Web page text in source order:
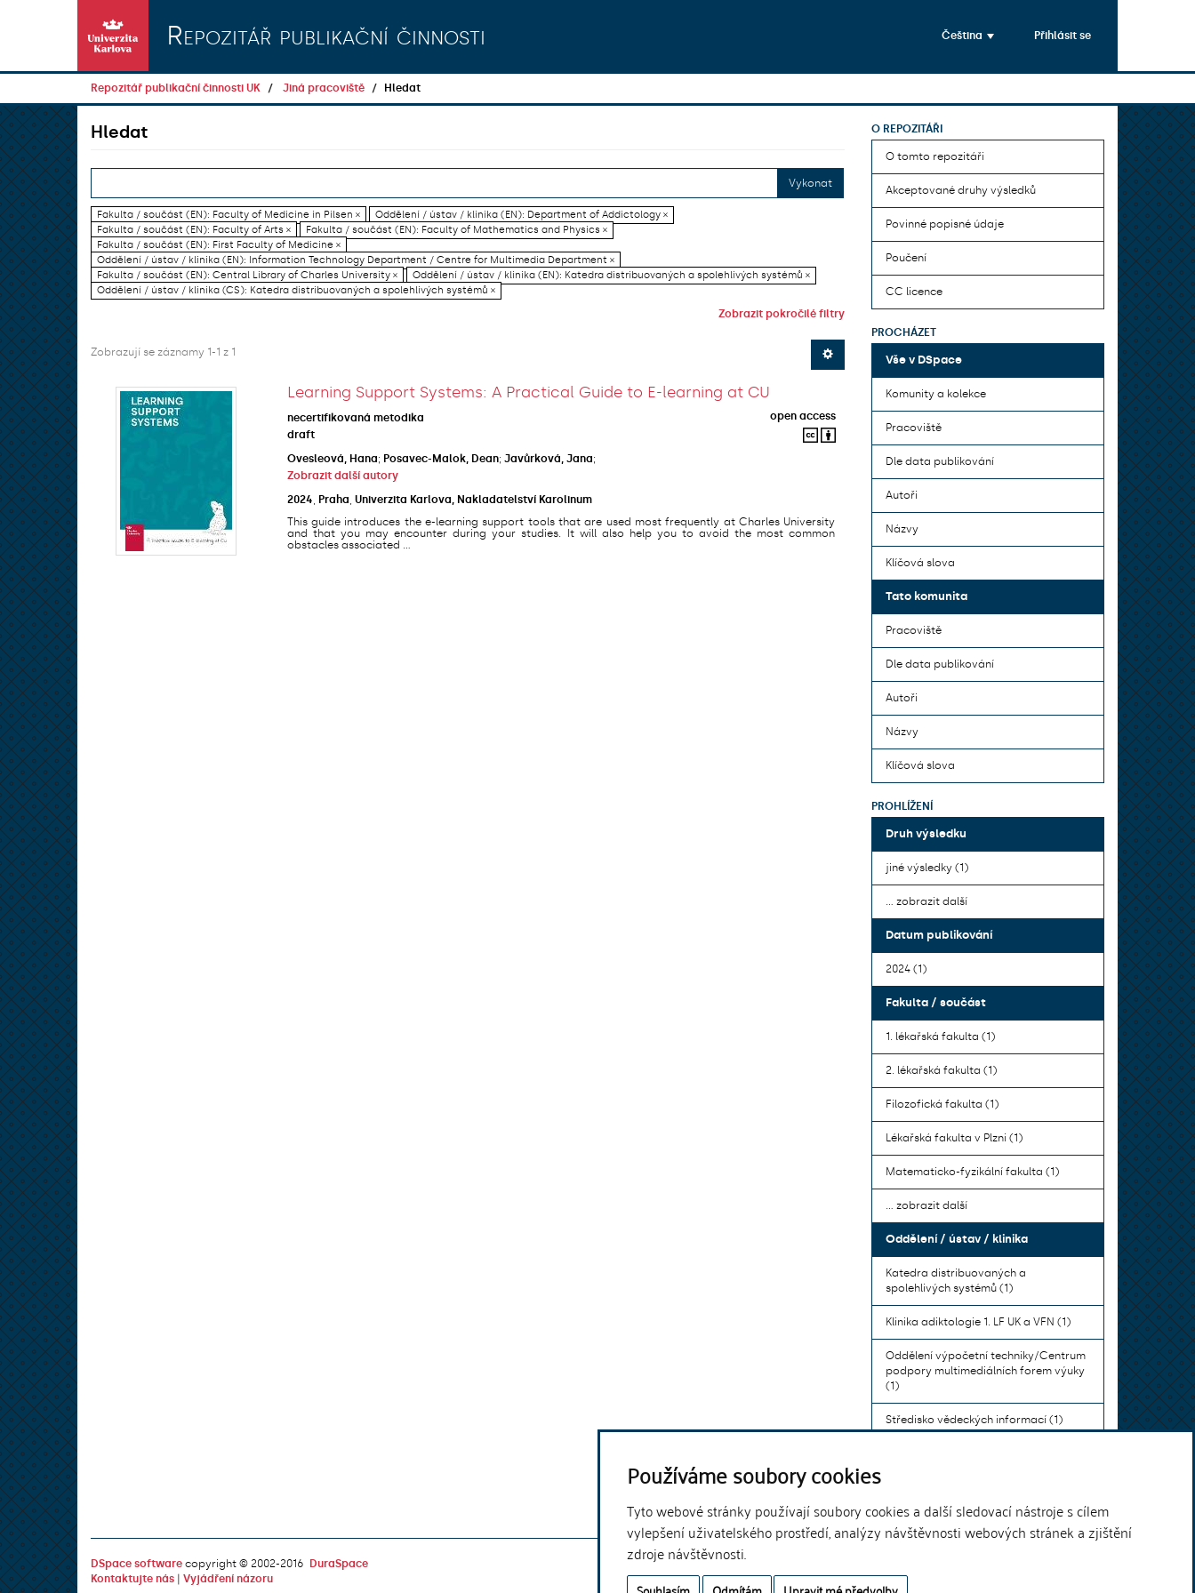
Používáme soubory cookies
Tyto webové stránky používají soubory cookies a další sledovací nástroje s cílem
vylepšení uživatelského prostředí, analýzy návštěvnosti webových stránek a zjištění
zdroje návštěvnosti.
Repozitář publikační činnosti Čeština Přihlásit se
Repozitář publikační činnosti UK Jiná pracoviště Hledat
Hledat
Vykonat
Fakulta / součást (EN): Faculty of Medicine in Pilsen ×
Oddělení / ústav / klinika (EN): Department of Addictology ×
Fakulta / součást (EN): Faculty of Arts ×
Fakulta / součást (EN): Faculty of Mathematics and Physics ×
Fakulta / součást (EN): First Faculty of Medicine ×
Oddělení / ústav / klinika (EN): Information Technology Department / Centre for Multimedia Department ×
Fakulta / součást (EN): Central Library of Charles University ×
Oddělení / ústav / klinika (EN): Katedra distribuovaných a spolehlivých systémů ×
Oddělení / ústav / klinika (CS): Katedra distribuovaných a spolehlivých systémů ×
Zobrazit pokročilé filtry
Zobrazují se záznamy 1-1 z 1
Learning Support Systems: A Practical Guide to E-learning at CU
necertifikovaná metodika
open access
draft
Ovesleová, Hana; Posavec-Malok, Dean; Javůrková, Jana;
Zobrazit další autory
2024
Praha Univerzita Karlova, Nakladatelství Karolinum
This guide introduces the e-learning support tools that are used most frequently at Charles University
and that you may encounter during your studies. It will also help you to avoid the most common
obstacles associated ...
O REPOZITÁŘI
O tomto repozitáři
Akceptované druhy výsledků
Povinné popisné údaje
Poučení
CC licence
PROCHÁZET
Vše v DSpace
Komunity a kolekce
Pracoviště
Dle data publikování
Autoři
Názvy
Klíčová slova
Tato komunita
Pracoviště
Dle data publikování
Autoři
Názvy
Klíčová slova
PROHLÍŽENÍ
Druh výsledku
jiné výsledky (1)
... zobrazit další
Datum publikování
2024 (1)
Fakulta / součást
1. lékařská fakulta (1)
2. lékařská fakulta (1)
Filozofická fakulta (1)
Lékařská fakulta v Plzni (1)
Matematicko-fyzikální fakulta (1)
... zobrazit další
Oddělení / ústav / klinika
Katedra distribuovaných a
spolehlivých systémů (1)
Klinika adiktologie 1. LF UK a VFN (1)
Oddělení výpočetní techniky/Centrum
podpory multimediálních forem výuky
(1)
Středisko vědeckých informací (1)
DSpace software copyright © 2002-2016
DuraSpace
Kontaktujte nás
Vyjádření názoru